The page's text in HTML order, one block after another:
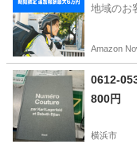
地域のお
Amazon
0612-
800円
横浜市